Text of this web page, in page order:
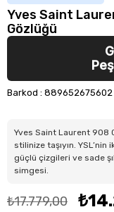
Yves Saint
Gözlüğü
Barkod : 889652675602
Yves Saint Laurent 908
stilinize taşıyın. YSL’nin
güçlü çizgileri ve sade
simgesi.
₺17.779,00